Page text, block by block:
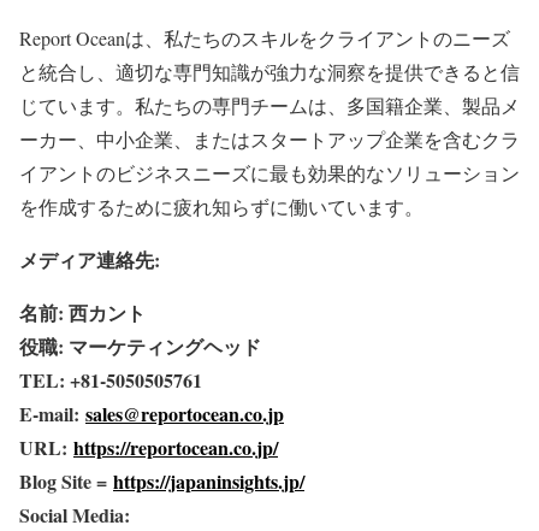
Report Oceanは、私たちのスキルをクライアントのニーズ
と統合し、適切な専門知識が強力な洞察を提供できると信
じています。私たちの専門チームは、多国籍企業、製品メ
ーカー、中小企業、またはスタートアップ企業を含むクラ
イアントのビジネスニーズに最も効果的なソリューション
を作成するために疲れ知らずに働いています。
メディア連絡先:
名前: 西カント
役職: マーケティングヘッド
TEL: +81-5050505761
E-mail: sales@reportocean.co.jp
URL: https://reportocean.co.jp/
Blog Site = https://japaninsights.jp/
Social Media: